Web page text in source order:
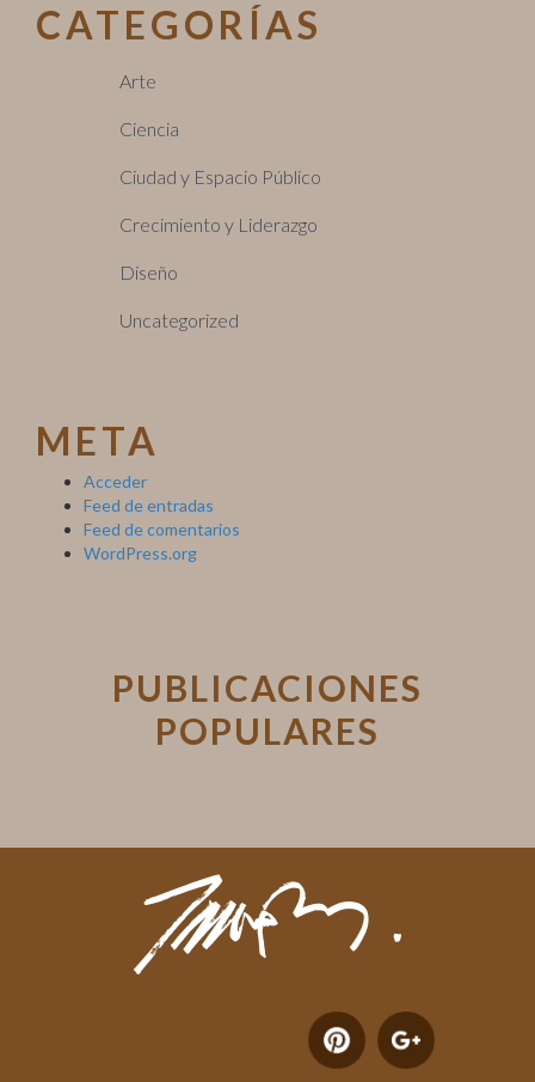
CATEGORÍAS
Arte
Ciencia
Ciudad y Espacio Público
Crecimiento y Liderazgo
Diseño
Uncategorized
META
Acceder
Feed de entradas
Feed de comentarios
WordPress.org
PUBLICACIONES
POPULARES